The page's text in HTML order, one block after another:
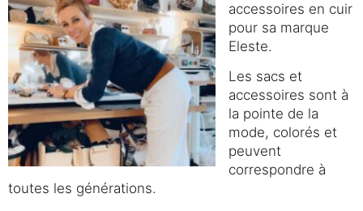
accessoires en cuir
pour sa marque
Eleste.
Les sacs et
accessoires sont à
la pointe de la
mode, colorés et
peuvent
correspondre à
toutes les générations.